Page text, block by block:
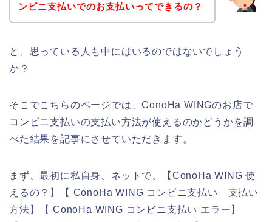
ンビニ支払いでのお支払いってできるの？
と、思っている人も中にはいるのではないでしょう
か？
そこでこちらのページでは、ConoHa WINGのお店で
コンビニ支払いの支払い方法が使えるのかどうかを調
べた結果を記事にさせていただきます。
まず、最初に私自身、ネットで、【ConoHa WING 使
えるの？】【 ConoHa WING コンビニ支払い 支払い
方法】【 ConoHa WING コンビニ支払い エラー】